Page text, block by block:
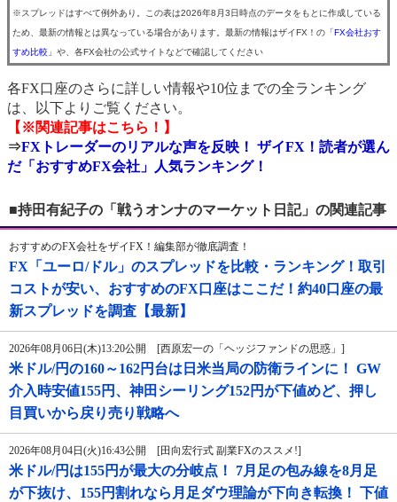
※スプレッドはすべて例外あり。この表は2026年8月3日時点のデータをもとに作成している
ため、最新の情報とは異なっている場合があります。最新の情報はザイFX！の 「FX会社おす
すめ比較」 や、各FX会社の公式サイトなどで確認してください
各FX口座のさらに詳しい情報や10位までの全ランキング
は、以下よりご覧ください。
【※関連記事はこちら！】
⇒FXトレーダーのリアルな声を反映！ ザイFX！読者が選ん
だ「おすすめFX会社」人気ランキング！
■持田有紀子の「戦うオンナのマーケット日記」の関連記事
おすすめのFX会社をザイFX！編集部が徹底調査！
FX「ユーロ/ドル」のスプレッドを比較・ランキング！取引
コストが安い、おすすめのFX口座はここだ！約40口座の最
新スプレッドを調査【最新】
2026年08月06日(木)13:20公開 [西原宏一の「ヘッジファンドの思惑」]
米ドル/円の160～162円台は日米当局の防衛ラインに！ GW
介入時安値155円、神田シーリング152円が下値めど、押し
目買いから戻り売り戦略へ
2026年08月04日(火)16:43公開 [田向宏行式 副業FXのススメ!]
米ドル/円は155円が最大の分岐点！ 7月足の包み線を8月足
が下抜け、155円割れなら月足ダウ理論が下向き転換！ 下値